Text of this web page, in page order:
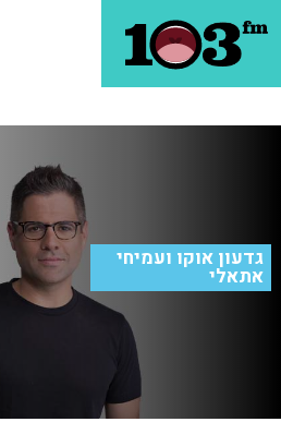
גדעון אוקו ועמיחי
אתאלי